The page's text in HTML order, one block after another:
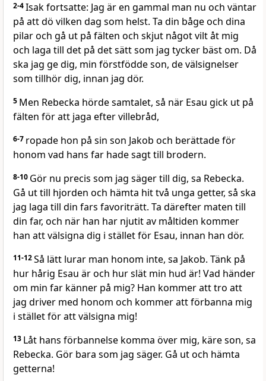
2-4Isak fortsatte: Jag är en gammal man nu och väntar
på att dö vilken dag som helst. Ta din båge och dina
pilar och gå ut på fälten och skjut något vilt åt mig
och laga till det på det sätt som jag tycker bäst om. Då
ska jag ge dig, min förstfödde son, de välsignelser
som tillhör dig, innan jag dör.
5 Men Rebecka hörde samtalet, så när Esau gick ut på
fälten för att jaga efter villebråd,
6-7 ropade hon på sin son Jakob och berättade för
honom vad hans far hade sagt till brodern.
8-10 Gör nu precis som jag säger till dig, sa Rebecka.
Gå ut till hjorden och hämta hit två unga getter, så ska
jag laga till din fars favoriträtt. Ta därefter maten till
din far, och när han har njutit av måltiden kommer
han att välsigna dig i stället för Esau, innan han dör.
11-12Så lätt lurar man honom inte, sa Jakob. Tänk på
hur hårig Esau är och hur slät min hud är! Vad händer
om min far känner på mig? Han kommer att tro att
jag driver med honom och kommer att förbanna mig
i stället för att välsigna mig!
13 Låt hans förbannelse komma över mig, käre son, sa
Rebecka. Gör bara som jag säger. Gå ut och hämta
getterna!